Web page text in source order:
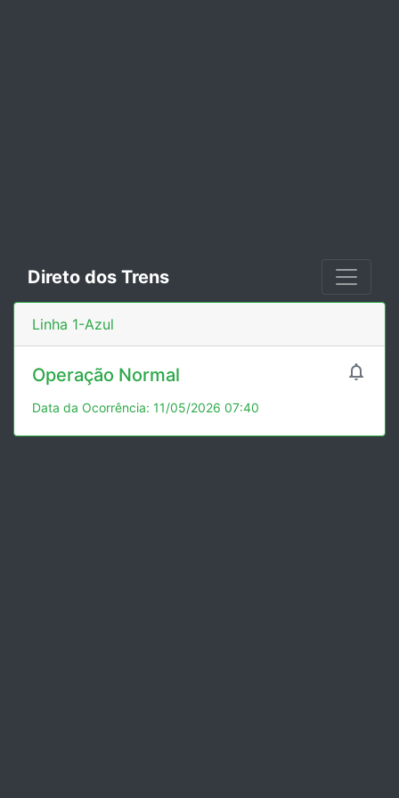
Direto dos Trens
Linha 1-Azul

Operação Normal
Data da Ocorrência: 11/05/2026 07:40